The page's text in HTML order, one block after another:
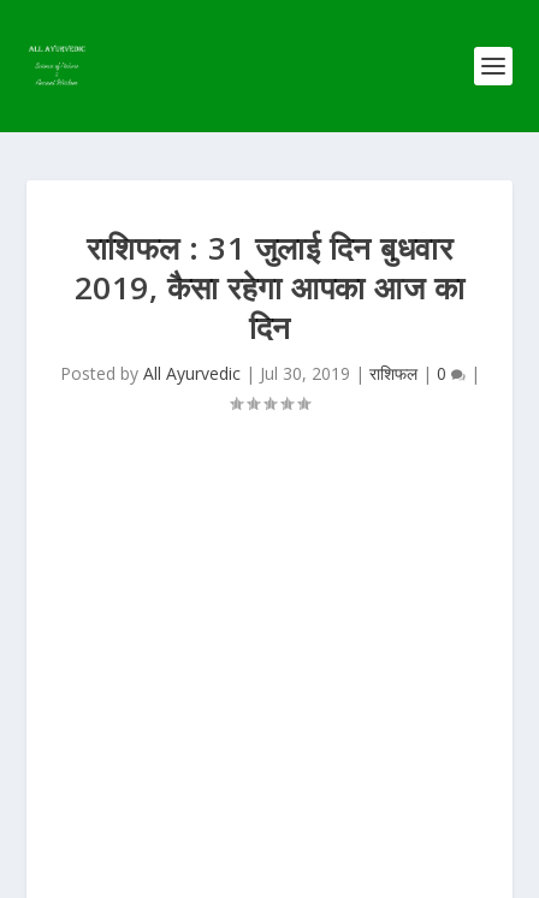
राशिफल : 31 जुलाई दिन बुधवार
2019, कैसा रहेगा आपका आज का
दिन
Posted by All Ayurvedic| Jul 30, 2019 | राशिफल| 0 |